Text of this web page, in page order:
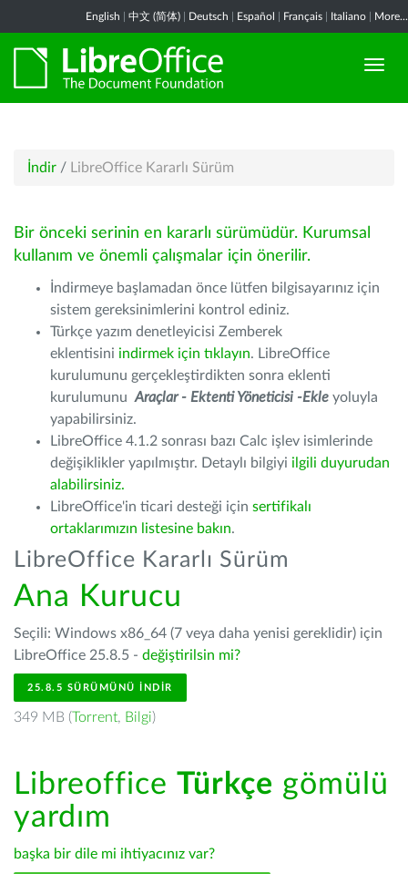
English 中文 (简体) Deutsch Español Français Italiano More...
İndir / LibreOffice Kararlı Sürüm
Bir önceki serinin en kararlı sürümüdür. Kurumsal
kullanım ve önemli çalışmalar için önerilir.
İndirmeye başlamadan önce lütfen bilgisayarınız için
sistem gereksinimlerini kontrol ediniz.
Türkçe yazım denetleyicisi Zemberek
eklentisini indirmek için tıklayın. LibreOffice
kurulumunu gerçekleştirdikten sonra eklenti
kurulumunu Araçlar - Ektenti Yöneticisi -Ekle yoluyla
yapabilirsiniz.
LibreOffice 4.1.2 sonrası bazı Calc işlev isimlerinde
değişiklikler yapılmıştır. Detaylı bilgiyi ilgili duyurudan
alabilirsiniz.
LibreOffice'in ticari desteği için sertifikalı
ortaklarımızın listesine bakın.
LibreOffice Kararlı Sürüm
Ana Kurucu
Seçili: Windows x86_64 (7 veya daha yenisi gereklidir) için
LibreOffice 25.8.5 - değiştirilsin mi?
25.8.5 SÜRÜMÜNÜ İNDIR
349 MB (Torrent, Bilgi)
Libreoffice Türkçe gömülü
yardım
başka bir dile mi ihtiyacınız var?